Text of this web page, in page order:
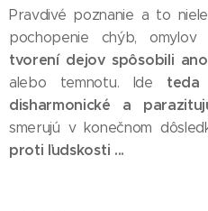
Pravdivé poznanie a to
pochopenie chýb,
tvorení dejov spôsobili
alebo temnotu. Ide
disharmonické a
smerujú v konečnom
proti ľudskosti ...